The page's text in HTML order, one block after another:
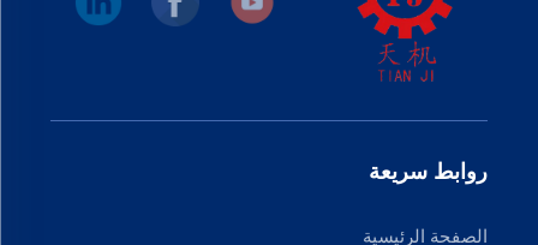
روابط سريعة
الصفحة الرئيسية